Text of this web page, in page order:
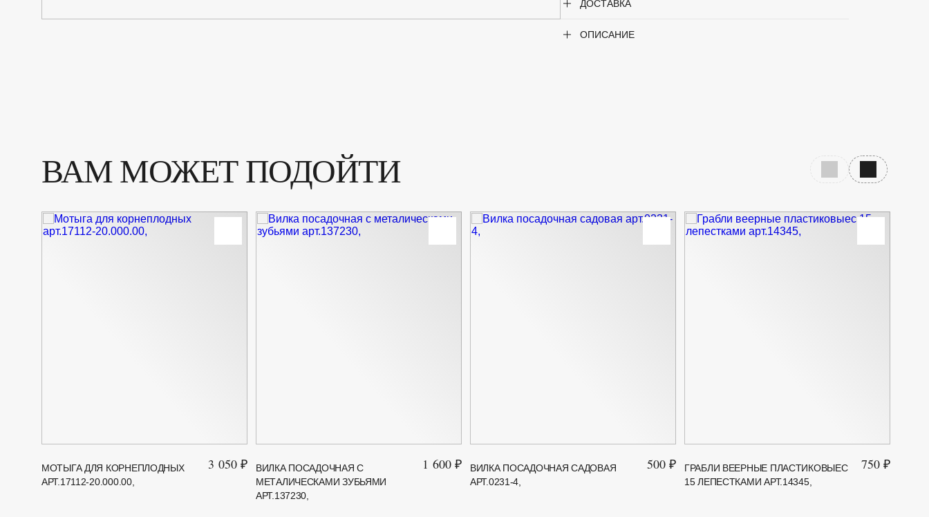
ДОСТАВКА
ОПИСАНИЕ
ВАМ МОЖЕТ ПОДОЙТИ Предыдущий слайд
Следующий
МОТЫГА ДЛЯ КОРНЕПЛОДНЫХ
АРТ.17112-20.000.00,
3 050 ₽
ВИЛКА ПОСАДОЧНАЯ С
МЕТАЛИЧЕСКАМИ ЗУБЬЯМИ
АРТ.137230,
1 600 ₽
ВИЛКА ПОСАДОЧНАЯ САДОВАЯ
АРТ.0231-4,
500 ₽
ГРАБЛИ ВЕЕРНЫЕ ПЛАСТИКОВЫЕС
15 ЛЕПЕСТКАМИ АРТ.14345,
750 ₽